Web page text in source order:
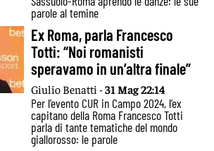
parole al temine
Ex Roma, parla Francesco
Totti: “Noi romanisti
speravamo in un’altra finale”
Giulio Benatti -31 Mag 22:14
Per l’evento CUR in Campo 2024, l’ex
capitano della Roma Francesco Totti
parla di tante tematiche del mondo
giallorosso: le parole